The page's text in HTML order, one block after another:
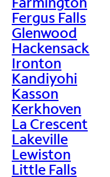
Fergus Falls
Glenwood
Hackensack
Ironton
Kandiyohi
Kasson
Kerkhoven
La Crescent
Lakeville
Lewiston
Little Falls